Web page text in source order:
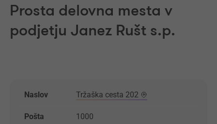
Prosta delovna mesta v
podjetju Janez Rušt s.p.
Naslov Tržaška cesta 202
Pošta 1000